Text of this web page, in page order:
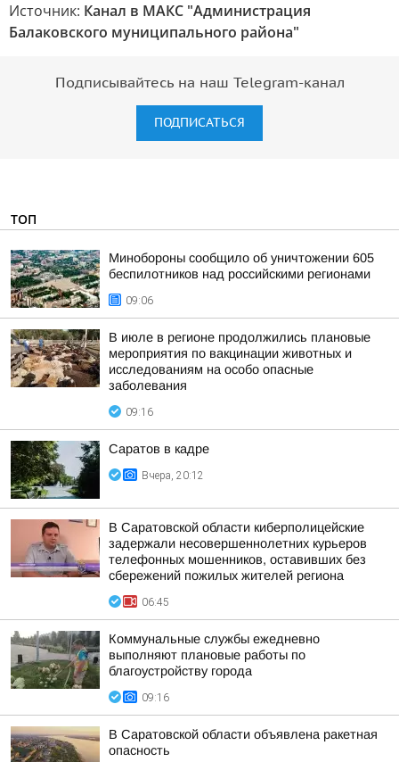
Источник: Канал в МАКС "Администрация
Балаковского муниципального района"
Подписывайтесь на наш Telegram-канал
ПОДПИСАТЬСЯ
ТОП
Минобороны сообщило об уничтожении 605
беспилотников над российскими регионами
09:06
В июле в регионе продолжились плановые
мероприятия по вакцинации животных и
исследованиям на особо опасные
заболевания
09:16
Саратов в кадре
Вчера, 20:12
В Саратовской области киберполицейские
задержали несовершеннолетних курьеров
телефонных мошенников, оставивших без
сбережений пожилых жителей региона
06:45
Коммунальные службы ежедневно
выполняют плановые работы по
благоустройству города
09:16
В Саратовской области объявлена ракетная
опасность